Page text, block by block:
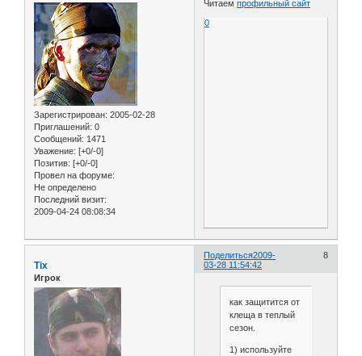
Зарегистрирован: 2005-02-28
Приглашений: 0
Сообщений: 1471
Уважение: [+0/-0]
Позитив: [+0/-0]
Провел на форуме:
Не определено
Последний визит:
2009-04-24 08:08:34
Читаемпрофильный сайт
0
Поделиться 8
2009-
03-28 11:54:42
Tix
Игрок
как защитится от
клеща в теплый
сезон.
1) используйте